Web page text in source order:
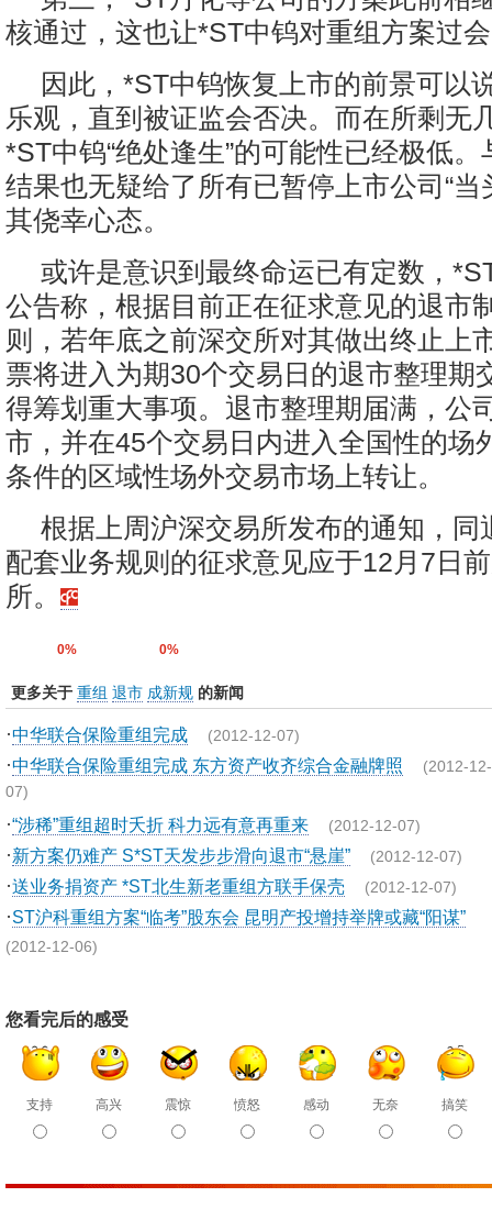
核通过，这也让*ST中钨对重组方案过
因此，*ST中钨恢复上市的前景可以
乐观，直到被证监会否决。而在所剩无
*ST中钨“绝处逢生”的可能性已经极低
结果也无疑给了所有已暂停上市公司“当
其侥幸心态。
或许是意识到最终命运已有定数，
公告称，根据目前正在征求意见的退市
则，若年底之前深交所对其做出终止上
票将进入为期30个交易日的退市整理期
得筹划重大事项。退市整理期届满，公
市，并在45个交易日内进入全国性的场
条件的区域性场外交易市场上转让。
根据上周沪深交易所发布的通知，同
配套业务规则的征求意见应于12月7日
所。
0% 0%
更多关于 重组 退市 成新规 的新闻
·中华联合保险重组完成 (2012-12-07)
·中华联合保险重组完成 东方资产收齐综合金融牌照 (2012-12-
07)
·“涉稀”重组超时夭折 科力远有意再重来 (2012-12-07)
·新方案仍难产 S*ST天发步步滑向退市“悬崖” (2012-12-07)
·送业务捐资产 *ST北生新老重组方联手保壳 (2012-12-07)
·ST沪科重组方案“临考”股东会 昆明产投增持举牌或藏“阳谋”
(2012-12-06)
您看完后的感受
支持 高兴 震惊 愤怒 感动 无奈 搞笑